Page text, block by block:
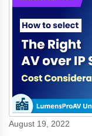
der Benutzer.
August 19, 2022